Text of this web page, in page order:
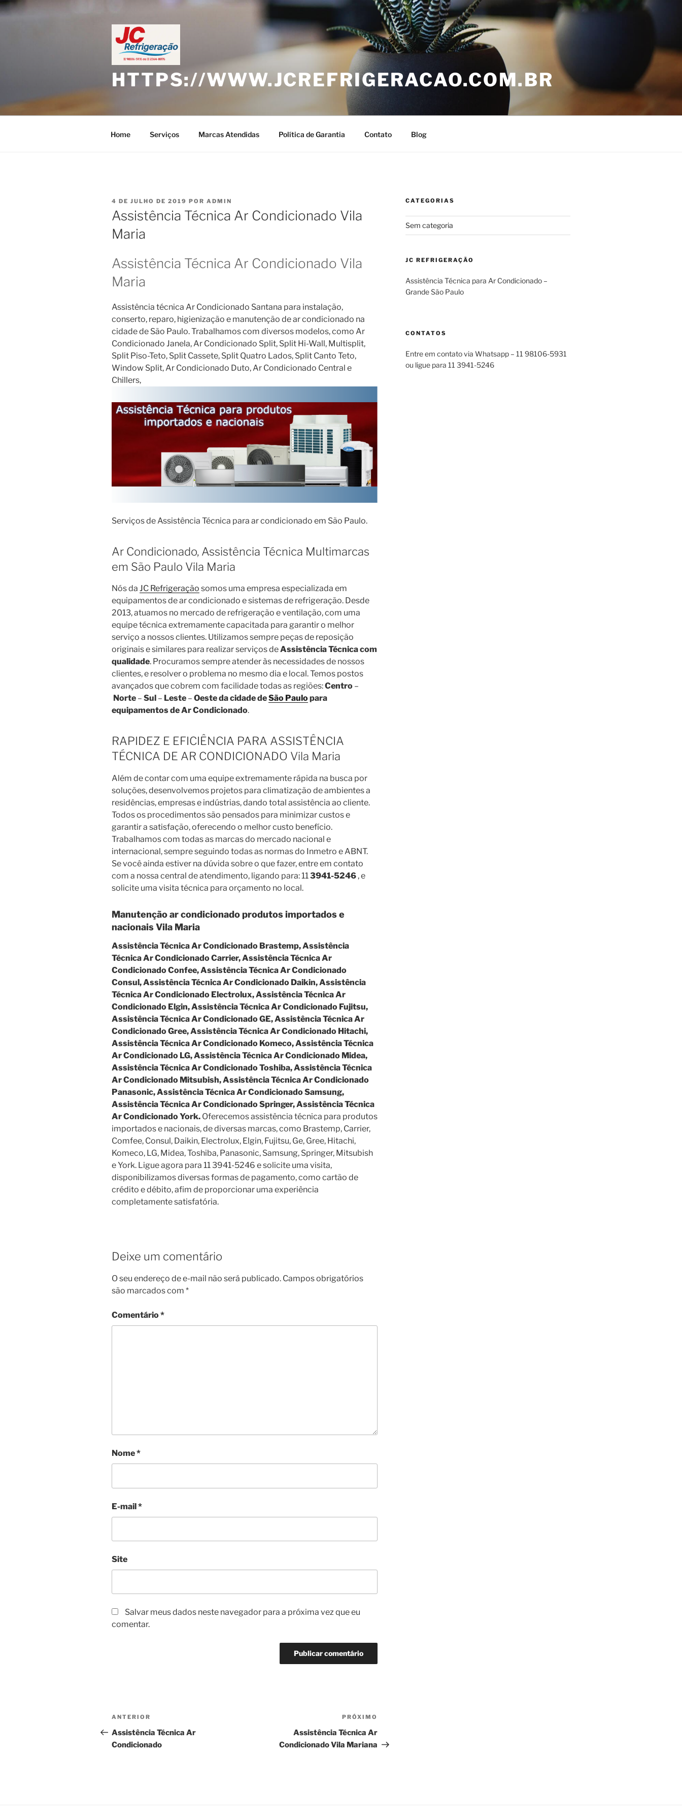
Pular
para
HTTPS://WWW.JCREFRIGERACAO.COM.BR
Home Serviços Marcas Atendidas Política de Garantia Contato Blog
PUBLICADO
EM
4 DE JULHO DE 2019 POR ADMIN
Assistência Técnica Ar Condicionado Vila
Maria
Assistência Técnica Ar Condicionado Vila
Maria
Assistência técnica Ar Condicionado Santana para instalação,
conserto, reparo, higienização e manutenção de ar condicionado na
cidade de São Paulo. Trabalhamos com diversos modelos, como Ar
Condicionado Janela, Ar Condicionado Split, Split Hi-Wall, Multisplit,
Split Piso-Teto, Split Cassete, Split Quatro Lados, Split Canto Teto,
Window Split, Ar Condicionado Duto, Ar Condicionado Central e
Chillers,
Serviços de Assistência Técnica para ar condicionado em São Paulo.
Ar Condicionado, Assistência Técnica Multimarcas
em São Paulo Vila Maria
Nós da JC Refrigeração somos uma empresa especializada em
equipamentos de ar condicionado e sistemas de refrigeração. Desde
2013, atuamos no mercado de refrigeração e ventilação, com uma
equipe técnica extremamente capacitada para garantir o melhor
serviço a nossos clientes. Utilizamos sempre peças de reposição
originais e similares para realizar serviços deAssistência Técnica com
qualidade. Procuramos sempre atender às necessidades de nossos
clientes, e resolver o problema no mesmo dia e local. Temos postos
avançados que cobrem com facilidade todas as regiões:Centro –
Norte – Sul – Leste – Oeste da cidade deSão Paulopara
equipamentos de Ar Condicionado.
RAPIDEZ E EFICIÊNCIA PARA ASSISTÊNCIA
TÉCNICA DE AR CONDICIONADO Vila Maria
Além de contar com uma equipe extremamente rápida na busca por
soluções, desenvolvemos projetos para climatização de ambientes a
residências, empresas e indústrias, dando total assistência ao cliente.
Todos os procedimentos são pensados para minimizar custos e
garantir a satisfação, oferecendo o melhor custo benefício.
Trabalhamos com todas as marcas do mercado nacional e
internacional, sempre seguindo todas as normas do Inmetro e ABNT.
Se você ainda estiver na dúvida sobre o que fazer, entre em contato
com a nossa central de atendimento, ligando para: 113941-5246 , e
solicite uma visita técnica para orçamento no local.
Manutenção ar condicionado produtos importados e
nacionais Vila Maria
Assistência Técnica Ar Condicionado Brastemp, Assistência
Técnica Ar Condicionado Carrier, Assistência Técnica Ar
Condicionado Confee, Assistência Técnica Ar Condicionado
Consul, Assistência Técnica Ar Condicionado Daikin, Assistência
Técnica Ar Condicionado Electrolux, Assistência Técnica Ar
Condicionado Elgin, Assistência Técnica Ar Condicionado Fujitsu,
Assistência Técnica Ar Condicionado GE, Assistência Técnica Ar
Condicionado Gree, Assistência Técnica Ar Condicionado Hitachi,
Assistência Técnica Ar Condicionado Komeco, Assistência Técnica
Ar Condicionado LG, Assistência Técnica Ar Condicionado Midea,
Assistência Técnica Ar Condicionado Toshiba, Assistência Técnica
Ar Condicionado Mitsubish, Assistência Técnica Ar Condicionado
Panasonic, Assistência Técnica Ar Condicionado Samsung,
Assistência Técnica Ar Condicionado Springer, Assistência Técnica
Ar Condicionado York. Oferecemos assistência técnica para produtos
importados e nacionais, de diversas marcas, como Brastemp, Carrier,
Comfee, Consul, Daikin, Electrolux, Elgin, Fujitsu, Ge, Gree, Hitachi,
Komeco, LG, Midea, Toshiba, Panasonic, Samsung, Springer, Mitsubish
e York. Ligue agora para 11 3941-5246 e solicite uma visita,
disponibilizamos diversas formas de pagamento, como cartão de
crédito e débito, afim de proporcionar uma experiência
completamente satisfatória.
Deixe um comentário
O seu endereço de e-mail não será publicado. Campos obrigatórios
são marcados com *
Comentário*
Nome*
E-mail*
Site
Salvar meus dados neste navegador para a próxima vez que eu
comentar.
Navegação
de
Post
Post
anterior
ANTERIOR
Assistência Técnica Ar
Condicionado
post
PRÓXIMO
Assistência Técnica Ar
Condicionado Vila Mariana
CATEGORIAS
Sem categoria
JC REFRIGERAÇÃO
Assistência Técnica para Ar Condicionado –
Grande São Paulo
CONTATOS
Entre em contato via Whatsapp – 11 98106-5931
ou ligue para 11 3941-5246